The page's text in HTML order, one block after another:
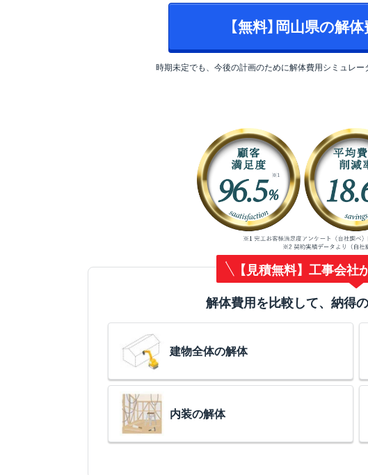
【無料】岡山県の解
時期未定でも、今後の計画のために解体費用シミュレー
【見積無料】工事会社
解体費用を比較して、納得
建物全体の解体
内装の解体